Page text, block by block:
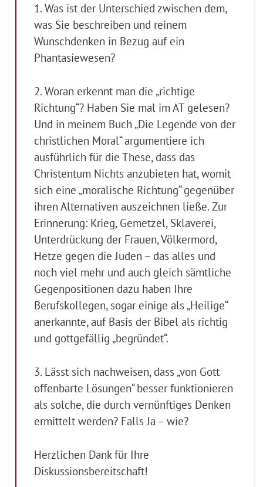
1. Was ist der Unterschied zwischen dem,
was Sie beschreiben und reinem
Wunschdenken in Bezug auf ein
Phantasiewesen?
2. Woran erkennt man die „richtige
Richtung“? Haben Sie mal im AT gelesen?
Und in meinem Buch „Die Legende von der
christlichen Moral“ argumentiere ich
ausführlich für die These, dass das
Christentum Nichts anzubieten hat, womit
sich eine „moralische Richtung“ gegenüber
ihren Alternativen auszeichnen ließe. Zur
Erinnerung: Krieg, Gemetzel, Sklaverei,
Unterdrückung der Frauen, Völkermord,
Hetze gegen die Juden – das alles und
noch viel mehr und auch gleich sämtliche
Gegenpositionen dazu haben Ihre
Berufskollegen, sogar einige als „Heilige“
anerkannte, auf Basis der Bibel als richtig
und gottgefällig „begründet“.
3. Lässt sich nachweisen, dass „von Gott
offenbarte Lösungen“ besser funktionieren
als solche, die durch vernünftiges Denken
ermittelt werden? Falls Ja – wie?
Herzlichen Dank für Ihre
Diskussionsbereitschaft!